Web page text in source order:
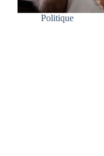
Politique